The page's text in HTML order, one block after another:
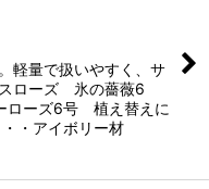
軽量で扱いやすく、サ
ローズ 氷の薔薇6
ーズ6号 植え替えに
・アイボリー材